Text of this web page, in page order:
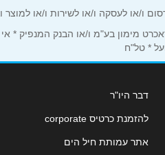
ו/או לעסקה ו/או לשירות ו/או
בע"מ ו/או הבנק המנפיק * אי
* טל"ח
דבר היו"ר
להזמנת כרטיס corporate
אתר עמותת חיל הים